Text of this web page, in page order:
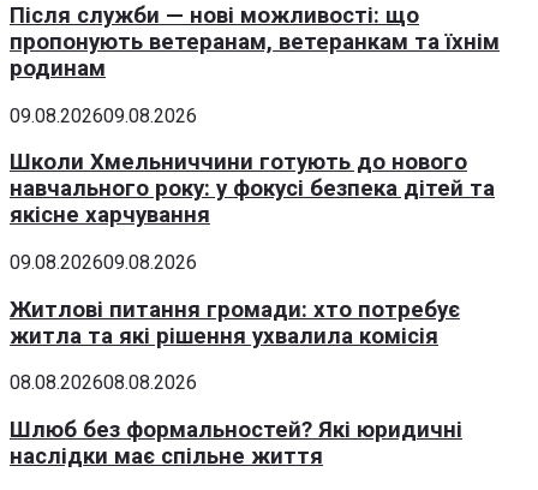
Після служби — нові можливості: що
пропонують ветеранам, ветеранкам та їхнім
родинам
09.08.202609.08.2026
Школи Хмельниччини готують до нового
навчального року: у фокусі безпека дітей та
якісне харчування
09.08.202609.08.2026
Житлові питання громади: хто потребує
житла та які рішення ухвалила комісія
08.08.202608.08.2026
Шлюб без формальностей? Які юридичні
наслідки має спільне життя